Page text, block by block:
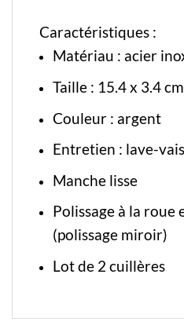
Caractéristiques :
Matériau : acier
Taille : 15.4 x 3.4 cm
Couleur : argent
Entretien : lave-
Manche lisse
Polissage à la roue
(polissage miroir)
Lot de 2 cuillères